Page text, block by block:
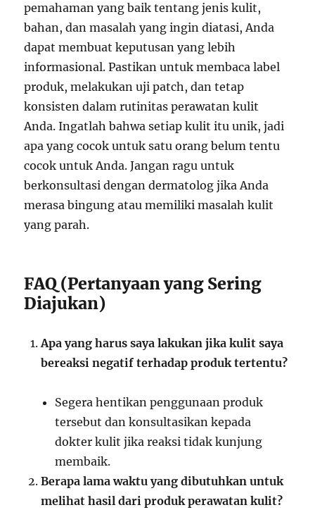
pemahaman yang baik tentang jenis kulit,
bahan, dan masalah yang ingin diatasi, Anda
dapat membuat keputusan yang lebih
informasional. Pastikan untuk membaca label
produk, melakukan uji patch, dan tetap
konsisten dalam rutinitas perawatan kulit
Anda. Ingatlah bahwa setiap kulit itu unik, jadi
apa yang cocok untuk satu orang belum tentu
cocok untuk Anda. Jangan ragu untuk
berkonsultasi dengan dermatolog jika Anda
merasa bingung atau memiliki masalah kulit
yang parah.
FAQ (Pertanyaan yang Sering
Diajukan)
Apa yang harus saya lakukan jika kulit saya
bereaksi negatif terhadap produk tertentu?
Segera hentikan penggunaan produk
tersebut dan konsultasikan kepada
dokter kulit jika reaksi tidak kunjung
membaik.
Berapa lama waktu yang dibutuhkan untuk
melihat hasil dari produk perawatan kulit?